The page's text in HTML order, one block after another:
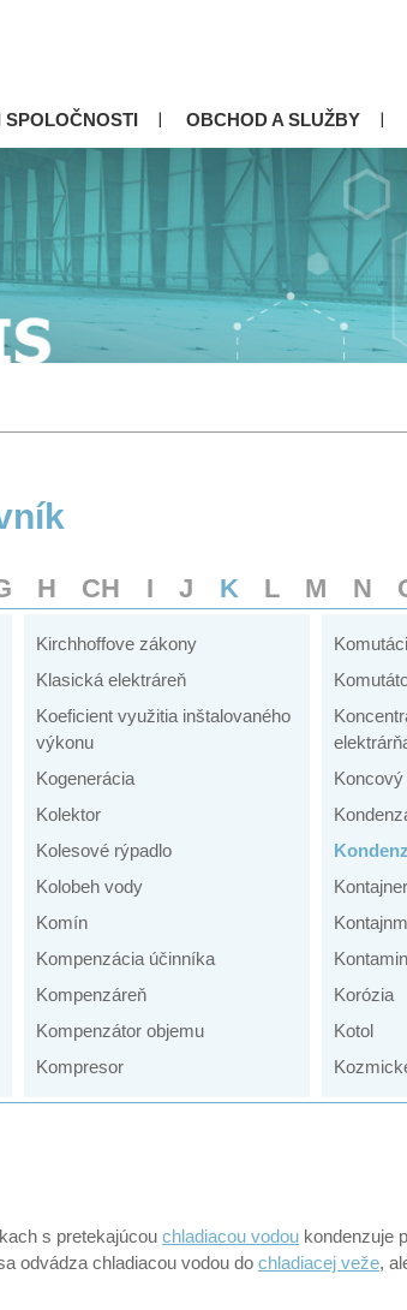
SPOLOČNOSTI OBCHOD A SLUŽBY
H CH I J K L M N
Kirchhoffove zákony
Klasická elektráreň
Koeficient využitia inštalovaného
výkonu
Kogenerácia
Kolektor
Kolesové rýpadlo
Kolobeh vody
Komín
Kompenzácia účinníka
Kompenzáreň
Kompenzátor objemu
Kompresor
Kontajner
Korózia
Kotol
s pretekajúcou chladiacou vodou kondenzuje
odvádza chladiacou vodou do chladiacej veže,